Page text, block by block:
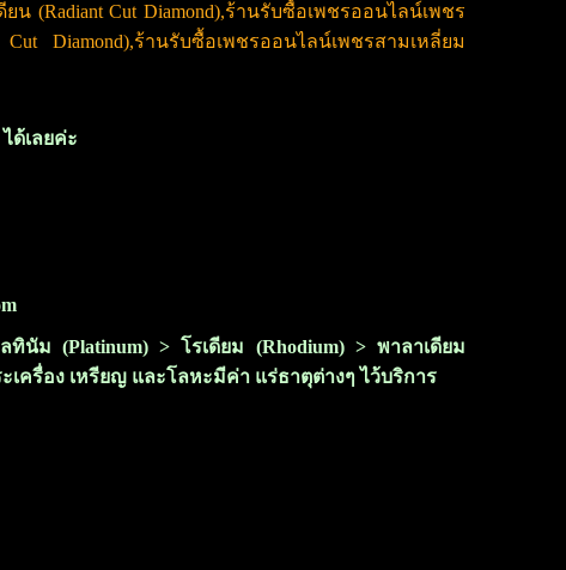
น (Radiant Cut Diamond),ร้านรับซื้อเพชรออนไลน์เพชร
Diamond),ร้านรับซื้อเพชรออนไลน์เพชรสามเหลี่ยม
ด้เลยค่ะ
ทินัม (Platinum) > โรเดียม (Rhodium) > พาลาเดียม
เครื่อง เหรียญ และโลหะมีค่า แร่ธาตุต่างๆ ไว้บริการ